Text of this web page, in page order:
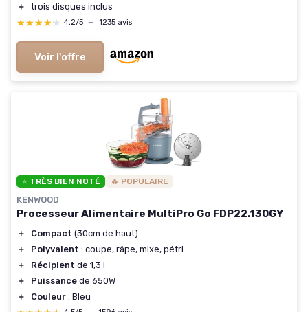
＋
trois disques inclus
★★★★★
★★★★★ 4,2/5 — 1235 avis
Voir l'offre
⭐ TRÈS BIEN NOTÉ 🔥 POPULAIRE
KENWOOD
Processeur Alimentaire MultiPro Go FDP22.130GY
＋ Compact (30cm de haut)
＋
Polyvalent : coupe, râpe, mixe, pétri
＋
Récipient de 1,3 l
＋
Puissance de 650W
＋
Couleur : Bleu